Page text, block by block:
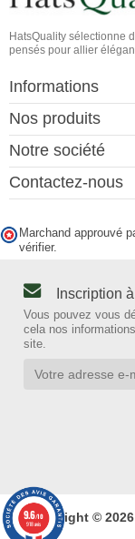
HatsQuality sélectionne
pensés pour allier
Informations
Nos produits
Notre société
Contactez-nous
Marchand approuvé
vérifier.
Inscription
Vous pouvez vous
cela nos
site.
Copyright ©
9.6/10
918 avis